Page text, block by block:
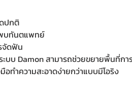
ปกติ
พบทันตแพทย์
จัดฟัน
บบ Damon สามารถช่วยขยายพื้นที่กา
อทำความสะอาดง่ายกว่าแบบมีโอริง